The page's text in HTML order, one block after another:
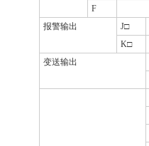
F
报警输出
J□
K□
变送输出